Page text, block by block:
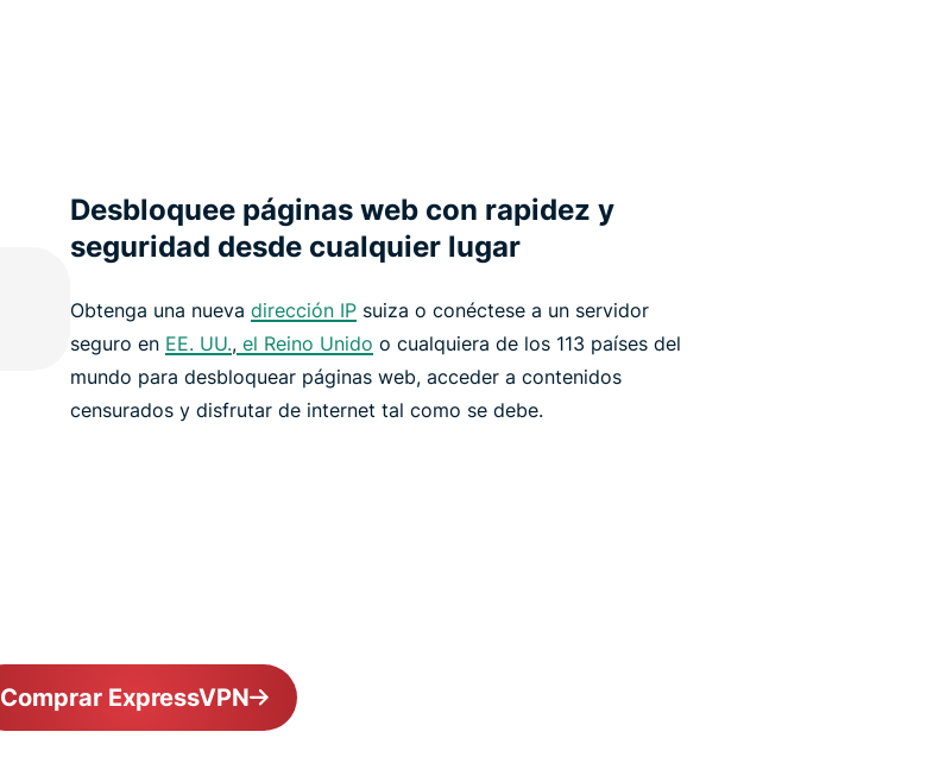
Desbloquee páginas web con rapidez y
seguridad desde cualquier lugar
Obtenga una nueva dirección IPsuiza o conéctese a un servidor
seguro en EE. UU.,el Reino Unido o cualquiera de los 113 países del
mundo para desbloquear páginas web, acceder a contenidos
censurados y disfrutar de internet tal como se debe.
Comprar ExpressVPN